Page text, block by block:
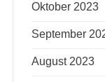
Oktober 2023
September
August 2023